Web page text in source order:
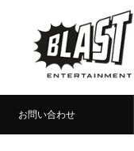
お問い合わせ